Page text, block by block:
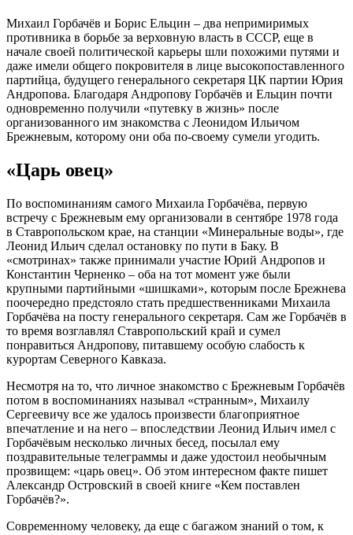
Михаил Горбачёв и Борис Ельцин – два непримиримых
противника в борьбе за верховную власть в СССР, еще в
начале своей политической карьеры шли похожими путями и
даже имели общего покровителя в лице высокопоставленного
партийца, будущего генерального секретаря ЦК партии Юрия
Андропова. Благодаря Андропову Горбачёв и Ельцин почти
одновременно получили «путевку в жизнь» после
организованного им знакомства с Леонидом Ильичом
Брежневым, которому они оба по-своему сумели угодить.
«Царь овец»
По воспоминаниям самого Михаила Горбачёва, первую
встречу с Брежневым ему организовали в сентябре 1978 года
в Ставропольском крае, на станции «Минеральные воды», где
Леонид Ильич сделал остановку по пути в Баку. В
«смотринах» также принимали участие Юрий Андропов и
Константин Черненко – оба на тот момент уже были
крупными партийными «шишками», которым после Брежнева
поочередно предстояло стать предшественниками Михаила
Горбачёва на посту генерального секретаря. Сам же Горбачёв в
то время возглавлял Ставропольский край и сумел
понравиться Андропову, питавшему особую слабость к
курортам Северного Кавказа.
Несмотря на то, что личное знакомство с Брежневым Горбачёв
потом в воспоминаниях называл «странным», Михаилу
Сергеевичу все же удалось произвести благоприятное
впечатление и на него – впоследствии Леонид Ильич имел с
Горбачёвым несколько личных бесед, посылал ему
поздравительные телеграммы и даже удостоил необычным
прозвищем: «царь овец». Об этом интересном факте пишет
Александр Островский в своей книге «Кем поставлен
Горбачёв?».
Современному человеку, да еще с багажом знаний о том, к